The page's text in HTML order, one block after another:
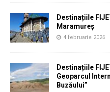
Destinațiile
Maramureș
4 februarie 2026
Destinațiile
Geoparcul
Buzăului”